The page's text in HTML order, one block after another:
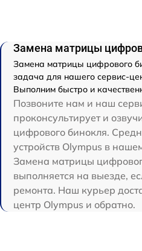
Замена матрицы
Замена матрицы цифрового
задача для нашего сервис-
Выполним быстро и
Позвоните нам и наш
проконсультирует и
цифрового бинокля.
устройств Olympus в
Замена матрицы
выполняется на выезде,
ремонта. Наш курьер
центр Olympus и обратно.